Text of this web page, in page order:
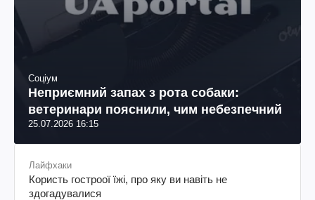
Соціум
Неприємний запах з рота собаки:
ветеринари пояснили, чим небезпечний
25.07.2026 16:15
Лайфхаки
Користь гостроої їжі, про яку ви навіть не
здогадувалися